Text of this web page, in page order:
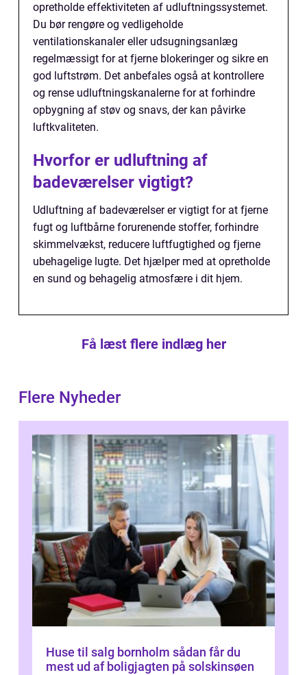
opretholde effektiviteten af udluftningssystemet.
Du bør rengøre og vedligeholde
ventilationskanaler eller udsugningsanlæg
regelmæssigt for at fjerne blokeringer og sikre en
god luftstrøm. Det anbefales også at kontrollere
og rense udluftningskanalerne for at forhindre
opbygning af støv og snavs, der kan påvirke
luftkvaliteten.
Hvorfor er udluftning af
badeværelser vigtigt?
Udluftning af badeværelser er vigtigt for at fjerne
fugt og luftbårne forurenende stoffer, forhindre
skimmelvækst, reducere luftfugtighed og fjerne
ubehagelige lugte. Det hjælper med at opretholde
en sund og behagelig atmosfære i dit hjem.
Få læst flere indlæg her
Flere Nyheder
Huse til salg bornholm sådan får du
mest ud af boligjagten på solskinsøen